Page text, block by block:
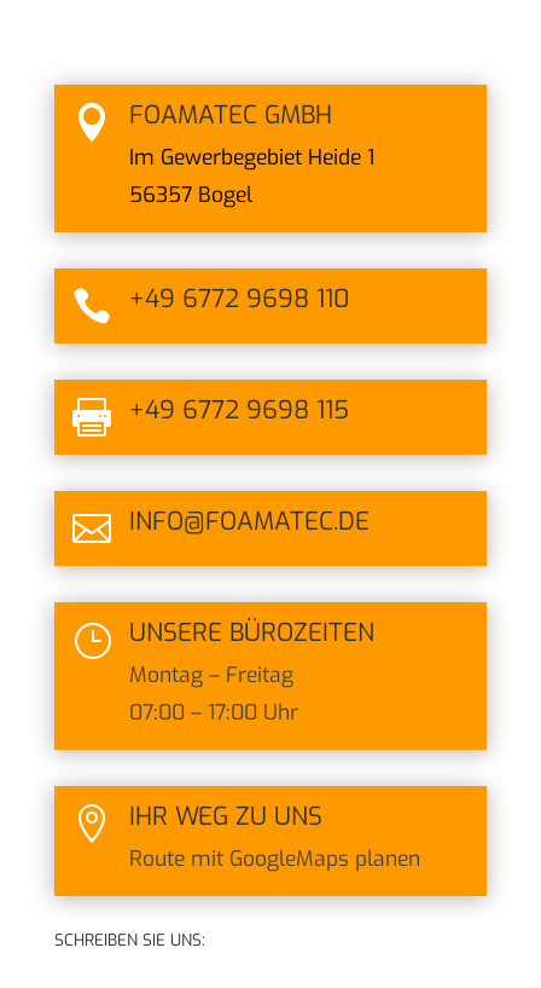
 FOAMATEC GMBH
Im Gewerbegebiet Heide 1
56357 Bogel
 +49 6772 9698 110
 +49 6772 9698 115
 INFO@FOAMATEC.DE
} UNSERE BÜROZEITEN
Montag – Freitag
07:00 – 17:00 Uhr
 IHR WEG ZU UNS
Route mit GoogleMaps planen
SCHREIBEN SIE UNS: